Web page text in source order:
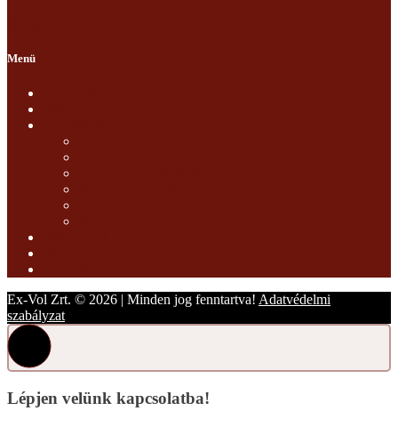
Menü
Ex-Vol Zrt. © 2026 | Minden jog fenntartva! Adatvédelmi
szabályzat
Lépjen velünk kapcsolatba!